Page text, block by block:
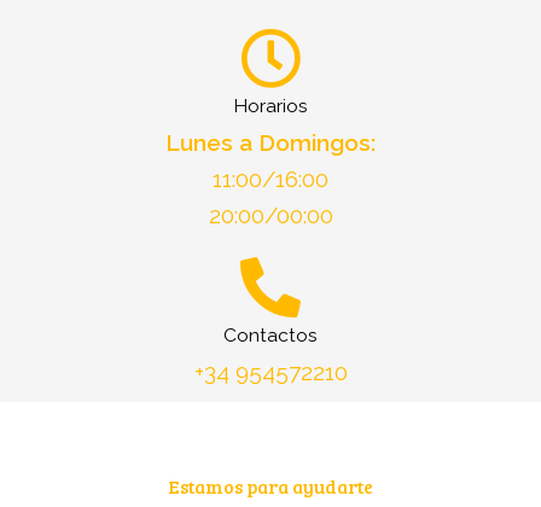
Horarios
Lunes a Domingos:
11:00/16:00
20:00/00:00
Contactos
+34 954572210
Estamos para ayudarte